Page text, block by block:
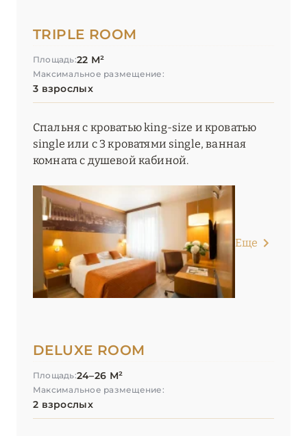
TRIPLE ROOM
Площадь:22 М²
Максимальное размещение:
3 взрослых
Спальня с кроватью king-size и кроватью
single или с 3 кроватями single, ванная
комната с душевой кабиной.
Еще
DELUXE ROOM
Площадь:24–26 М²
Максимальное размещение:
2 взрослых